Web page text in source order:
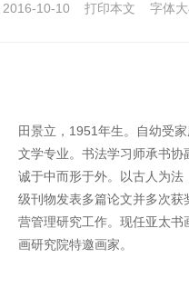
2016-10-10 打印本文 字体大
田景立，1951年生。自幼受
文学专业。书法学习师承书协
诚于中而形于外。以古人为
级刊物发表多篇论文并多次
营管理研究工作。现任亚太
画研究院特邀画家。